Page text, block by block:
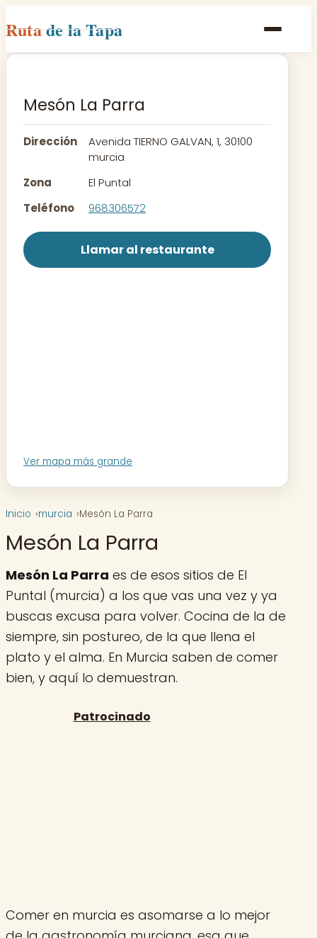
Rutade la Tapa
Inicio
Rutas
Contacto
Mesón La Parra
Dirección
Avenida TIERNO GALVAN, 1, 30100
murcia
Zona
El Puntal
Teléfono
968306572
Llamar al restaurante
Ver mapa más grande
Inicio murcia Mesón La Parra
Mesón La Parra
Mesón La Parra es de esos sitios de El
Puntal (murcia) a los que vas una vez y ya
buscas excusa para volver. Cocina de la de
siempre, sin postureo, de la que llena el
plato y el alma. En Murcia saben de comer
bien, y aquí lo demuestran.
Comer en murcia es asomarse a lo mejor